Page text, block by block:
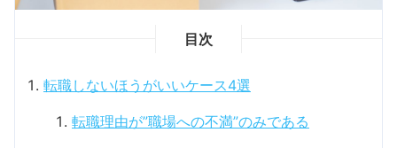
目次
転職しないほうがいいケース4選
転職理由が”職場への不満”のみである